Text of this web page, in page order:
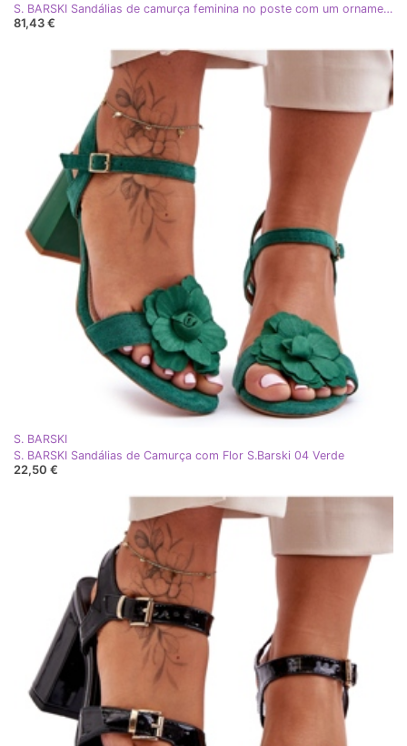
S. BARSKI Sandálias de camurça feminina no poste com um ornamento preto
81,43 €
S. BARSKI
S. BARSKI Sandálias de Camurça com Flor S.Barski 04 Verde
22,50 €